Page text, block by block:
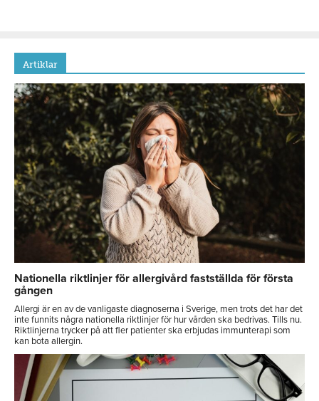
Artiklar
Nationella riktlinjer för allergivård fastställda för första
gången
Allergi är en av de vanligaste diagnoserna i Sverige, men trots det har det
inte funnits några nationella riktlinjer för hur vården ska bedrivas. Tills nu.
Riktlinjerna trycker på att fler patienter ska erbjudas immunterapi som
kan bota allergin.